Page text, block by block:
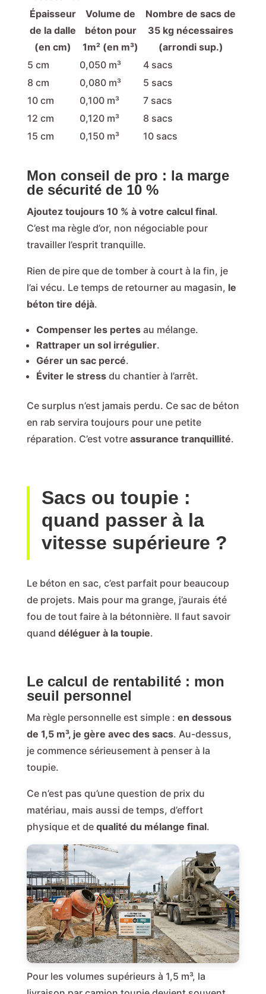
Épaisseur
de la dalle
(en cm)
Volume de
béton pour
1m² (en m³)
Nombre de sacs de
35 kg nécessaires
(arrondi sup.)
5 cm
0,050 m³
4 sacs
8 cm
0,080 m³
5 sacs
10 cm
0,100 m³
7 sacs
12 cm
0,120 m³
8 sacs
15 cm
0,150 m³ 10 sacs
Mon conseil de pro : la marge
de sécurité de 10 %
Ajoutez toujours 10 % à votre calcul final.
C’est ma règle d’or, non négociable pour
travailler l’esprit tranquille.
Rien de pire que de tomber à court à la fin, je
l’ai vécu. Le temps de retourner au magasin, le
béton tire déjà.
Compenser les pertesau mélange.
Rattraper un sol irrégulier.
Gérer un sac percé.
Éviter le stressdu chantier à l’arrêt.
Ce surplus n’est jamais perdu. Ce sac de béton
en rab servira toujours pour une petite
réparation. C’est votre assurance tranquillité.
Sacs ou toupie :
quand passer à la
vitesse supérieure ?
Le béton en sac, c’est parfait pour beaucoup
de projets. Mais pour ma grange, j’aurais été
fou de tout faire à la bétonnière. Il faut savoir
quand déléguer à la toupie.
Le calcul de rentabilité : mon
seuil personnel
Ma règle personnelle est simple : en dessous
de 1,5 m³, je gère avec des sacs. Au-dessus,
je commence sérieusement à penser à la
toupie.
Ce n’est pas qu’une question de prix du
matériau, mais aussi de temps, d’effort
physique et de qualité du mélange final.
Pour les volumes supérieurs à 1,5 m³, la